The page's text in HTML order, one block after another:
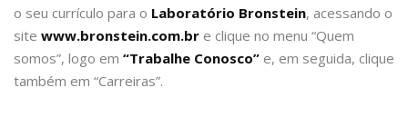
o seu currículo para o Laboratório Bronstein, acessando o
site www.bronstein.com.br e clique no menu “Quem
somos”, logo em “Trabalhe Conosco” e, em seguida, clique
também em “Carreiras”.